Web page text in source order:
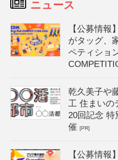
ニュース
【公募情報
がタッグ、
ペティショ
乾久美子や
工 住まいの
20回記念 特
催[PR]
【公募情報